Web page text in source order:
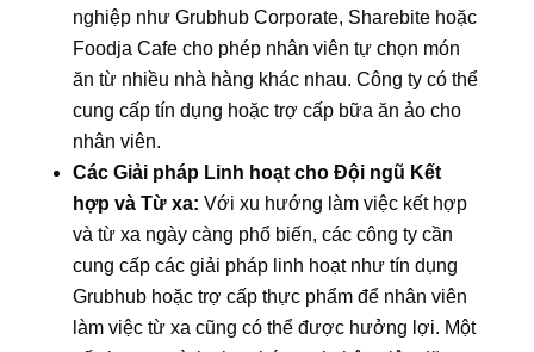
nghiệp như Grubhub Corporate, Sharebite hoặc
Foodja Cafe cho phép nhân viên tự chọn món
ăn từ nhiều nhà hàng khác nhau. Công ty có thể
cung cấp tín dụng hoặc trợ cấp bữa ăn ảo cho
nhân viên.
Các Giải pháp Linh hoạt cho Đội ngũ Kết
hợp và Từ xa: Với xu hướng làm việc kết hợp
và từ xa ngày càng phổ biến, các công ty cần
cung cấp các giải pháp linh hoạt như tín dụng
Grubhub hoặc trợ cấp thực phẩm để nhân viên
làm việc từ xa cũng có thể được hưởng lợi. Một